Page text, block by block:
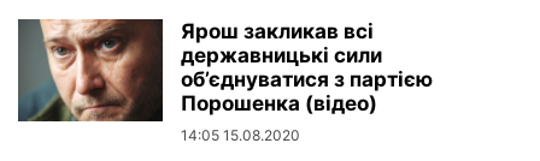
Ярош закликав всі
державницькі сили
об’єднуватися з партією
Порошенка (відео)
14:05 15.08.2020